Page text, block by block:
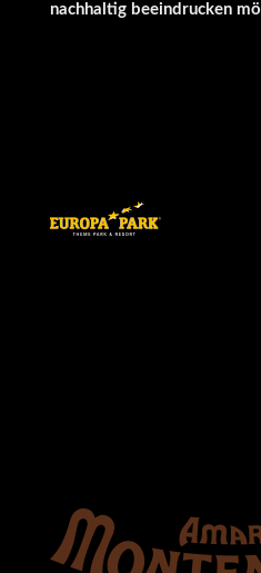
nachhaltig beeindrucken